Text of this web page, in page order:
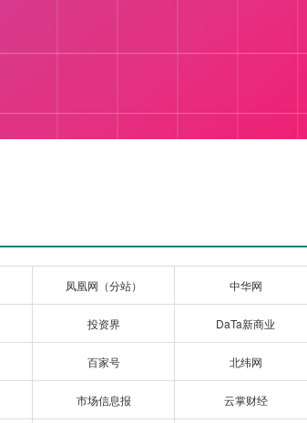
凤凰网（分站） 中华网
投资界 DaTa新商业
百家号 北纬网
市场信息报 云掌财经